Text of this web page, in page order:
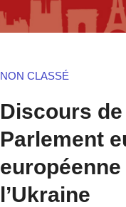
NON CLASSÉ
Discours
Parlement
l’Ukraine